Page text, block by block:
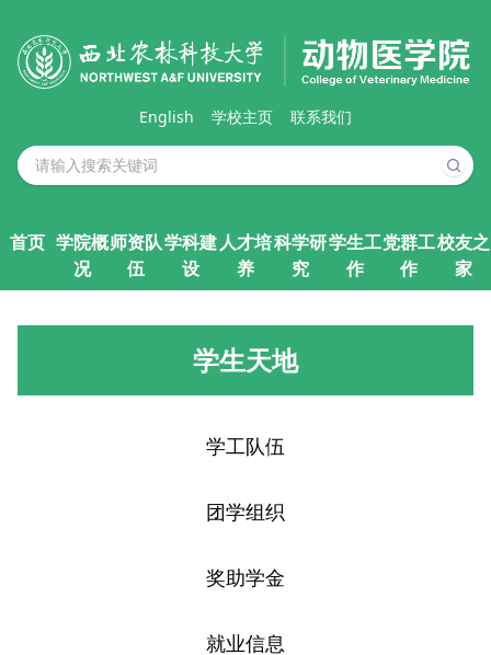
English 学校主页 联系我们
首页 学院概
况
师资队
伍
学科建
设
人才培
养
科学研
究
学生工
作
党群工
作
校友之
家
学生天地
学工队伍
团学组织
奖助学金
就业信息